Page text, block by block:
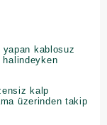
kablosuz
kalp
üzerinden takip